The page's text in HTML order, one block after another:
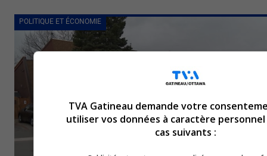
POLITIQUE ET ÉCONOMIE
TVA Gatineau demande votre
utiliser vos données à caractère personnel
cas suivants :